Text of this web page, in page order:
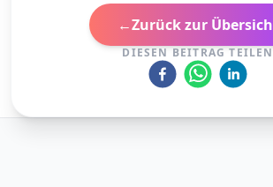
←Zurück zur
DIESEN BEITRAG TEILEN